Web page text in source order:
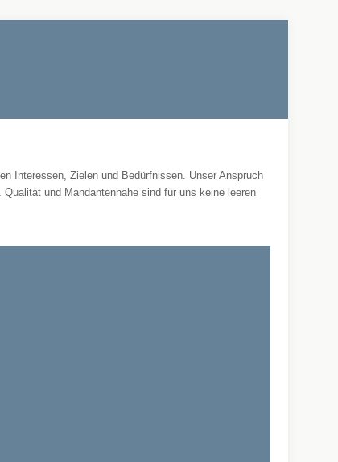
Interessen, Zielen und Bedürfnissen. Unser Anspruch
und Mandantennähe sind für uns keine leeren